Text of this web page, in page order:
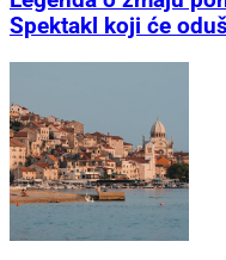
Spektakl koji će